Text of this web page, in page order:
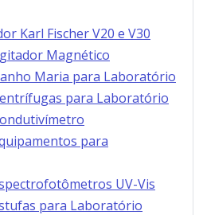
Karl Fischer V20 e V30
Magnético
Maria para Laboratório
para Laboratório
para
UV-Vis
para Laboratório